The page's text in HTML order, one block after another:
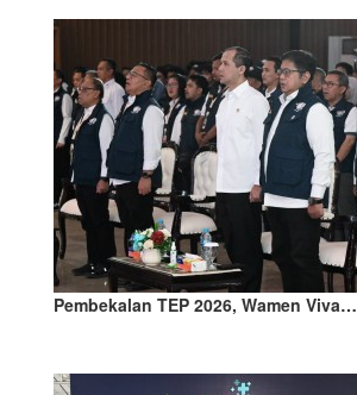
Pembekalan TEP 2026, Wamen Viva…